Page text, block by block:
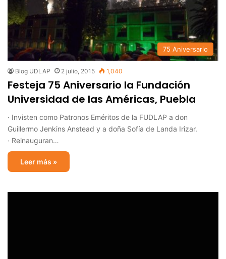
75 Aniversario
Blog UDLAP 2 julio, 2015 1,040
Festeja 75 Aniversario la Fundación
Universidad de las Américas, Puebla
· Invisten como Patronos Eméritos de la FUDLAP a don
Guillermo Jenkins Anstead y a doña Sofía de Landa Irizar.
· Reinauguran…
Leer más »